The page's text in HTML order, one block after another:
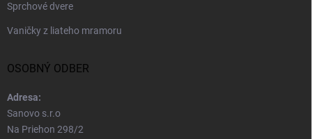
Sprchové dvere
Vaničky z liateho mramoru
OSOBNÝ ODBER
Adresa:
Sanovo s.r.o
Na Priehon 298/2